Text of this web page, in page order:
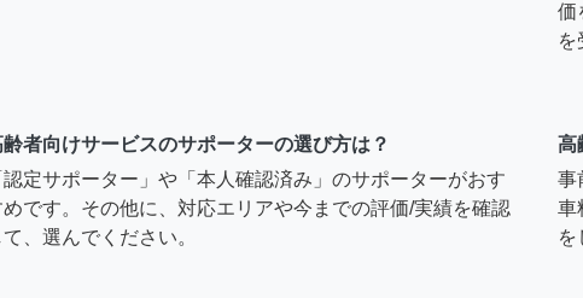
価
を
齢者向けサービスのサポーターの選び方は？
認定サポーター」や「本人確認済み」のサポーターがおす
めです。その他に、対応エリアや今までの評価/実績を確認
て、選んでください。
高
事
車
を